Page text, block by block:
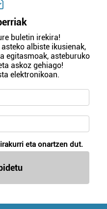
buletin irekira!
albiste ikusienak,
egitasmoak, asteburuko
askoz gehiago!
elektronikoan.
irakurri eta onartzen dut.